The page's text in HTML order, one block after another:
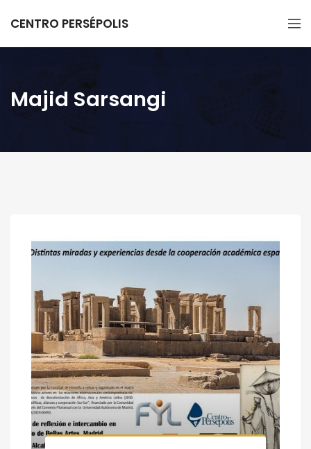
CENTRO PERSÉPOLIS
Majid Sarsangi